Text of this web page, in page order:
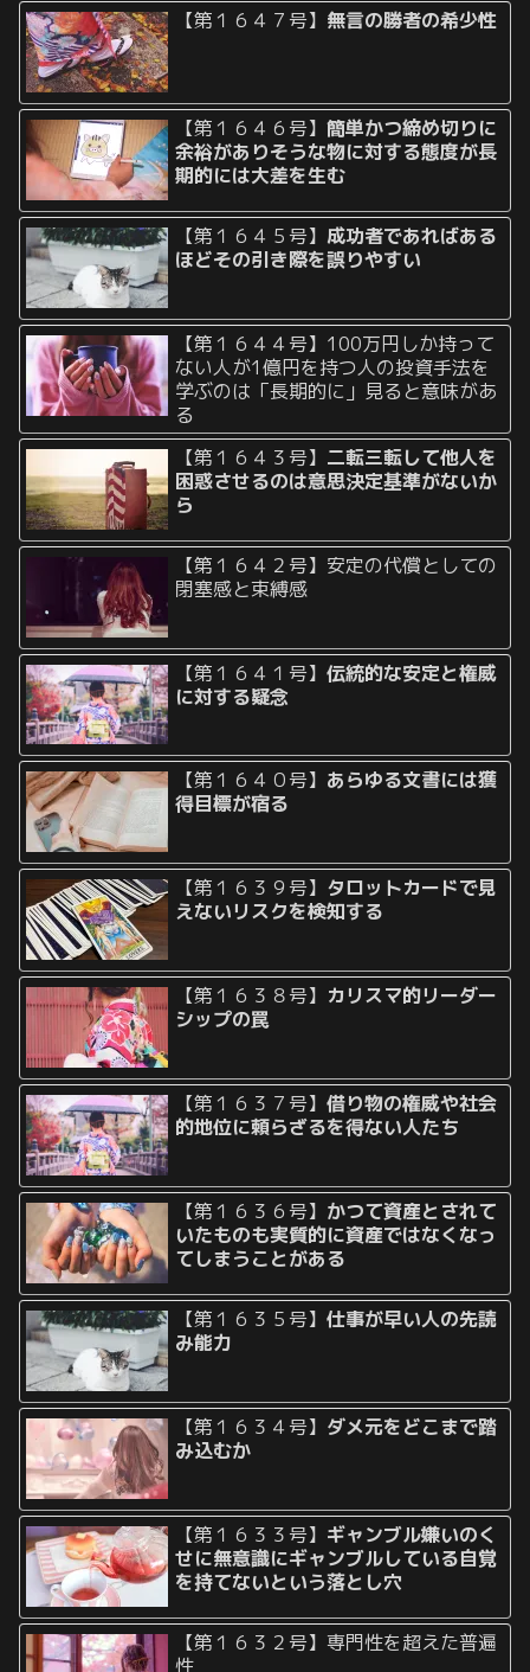
【第１６４７号】 無言の勝者の希少性
【第１６４６号】簡単かつ締め切りに
余裕がありそうな物に対する態度が長
期的には大差を生む
【第１６４５号】成功者であればある
ほどその引き際を誤りやすい
【第１６４４号】100万円しか持って
ない人が1億円を持つ人の投資手法を
学ぶのは「長期的に」見ると意味があ
る
【第１６４３号】 二転三転して他人を
困惑させるのは意思決定基準がないか
ら
【第１６４２号】安定の代償としての
閉塞感と束縛感
【第１６４１号】伝統的な安定と権威
に対する疑念
【第１６４０号】 あらゆる文書には獲
得目標が宿る
【第１６３９号】 タロットカードで見
えないリスクを検知する
【第１６３８号】 カリスマ的リーダー
シップの罠
【第１６３７号】借り物の権威や社会
的地位に頼らざるを得ない人たち
【第１６３６号】 かつて資産とされて
いたものも実質的に資産ではなくなっ
てしまうことがある
【第１６３５号】仕事が早い人の先読
み能力
【第１６３４号】 ダメ元をどこまで踏
み込むか
【第１６３３号】 ギャンブル嫌いのく
せに無意識にギャンブルしている自覚
を持てないという落とし穴
【第１６３２号】専門性を超えた普遍
性